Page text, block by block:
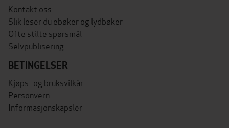
Kontakt oss
Slik leser du ebøker og lydbøker
Ofte stilte spørsmål
Selvpublisering
BETINGELSER
Kjøps- og bruksvilkår
Personvern
Informasjonskapsler